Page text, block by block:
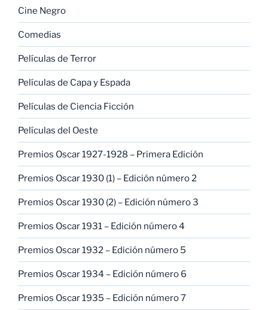
Cine Negro
Comedias
Películas de Terror
Películas de Capa y Espada
Películas de Ciencia Ficción
Películas del Oeste
Premios Oscar 1927-1928 – Primera Edición
Premios Oscar 1930 (1) – Edición número 2
Premios Oscar 1930 (2) – Edición número 3
Premios Oscar 1931 – Edición número 4
Premios Oscar 1932 – Edición número 5
Premios Oscar 1934 – Edición número 6
Premios Oscar 1935 – Edición número 7